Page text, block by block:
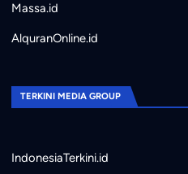
Massa.id
AlquranOnline.id
TERKINI MEDIA GROUP
IndonesiaTerkini.id